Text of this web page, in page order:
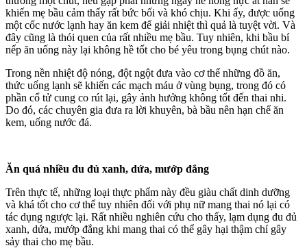
khiến mẹ bầu cảm thấy rất bức bối và khó chịu. Khi ấy, được uống
một cốc nước lạnh hay ăn kem để giải nhiệt thì quả là tuyệt vời. Và
đây cũng là thói quen của rất nhiều mẹ bầu. Tuy nhiên, khi bầu bí
nếp ăn uống này lại không hề tốt cho bé yêu trong bụng chút nào.
Trong nền nhiệt độ nóng, đột ngột đưa vào cơ thể những đồ ăn,
thức uống lạnh sẽ khiến các mạch máu ở vùng bụng, trong đó có
phần cổ tử cung co rút lại, gây ảnh hưởng không tốt đến thai nhi.
Do đó, các chuyên gia đưa ra lời khuyên, bà bầu nên hạn chế ăn
kem, uống nước đá.
Ăn quá nhiều đu đủ xanh, dứa, mướp đắng
Trên thực tế, những loại thực phẩm này đều giàu chất dinh dưỡng
và khá tốt cho cơ thể tuy nhiên đối với phụ nữ mang thai nó lại có
tác dụng ngược lại. Rất nhiều nghiên cứu cho thấy, lạm dụng đu đủ
xanh, dứa, mướp đắng khi mang thai có thể gây hại thậm chí gây
sảy thai cho mẹ bầu.